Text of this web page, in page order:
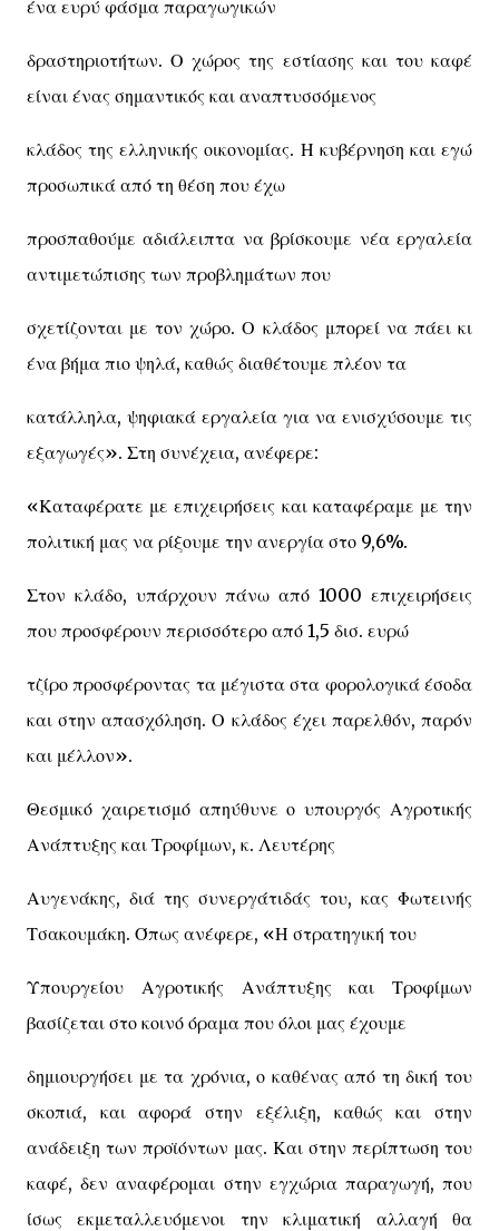
ένα ευρύ φάσμα παραγωγικών
δραστηριοτήτων. Ο χώρος της εστίασης και του καφέ
είναι ένας σημαντικός και αναπτυσσόμενος
κλάδος της ελληνικής οικονομίας. Η κυβέρνηση και εγώ
προσωπικά από τη θέση που έχω
προσπαθούμε αδιάλειπτα να βρίσκουμε νέα εργαλεία
αντιμετώπισης των προβλημάτων που
σχετίζονται με τον χώρο. Ο κλάδος μπορεί να πάει κι
ένα βήμα πιο ψηλά, καθώς διαθέτουμε πλέον τα
κατάλληλα, ψηφιακά εργαλεία για να ενισχύσουμε τις
εξαγωγές». Στη συνέχεια, ανέφερε:
«Καταφέρατε με επιχειρήσεις και καταφέραμε με την
πολιτική μας να ρίξουμε την ανεργία στο 9,6%.
Στον κλάδο, υπάρχουν πάνω από 1000 επιχειρήσεις
που προσφέρουν περισσότερο από 1,5 δισ. ευρώ
τζίρο προσφέροντας τα μέγιστα στα φορολογικά έσοδα
και στην απασχόληση. Ο κλάδος έχει παρελθόν, παρόν
και μέλλον».
Θεσμικό χαιρετισμό απηύθυνε ο υπουργός Αγροτικής
Ανάπτυξης και Τροφίμων, κ. Λευτέρης
Αυγενάκης, διά της συνεργάτιδάς του, κας Φωτεινής
Τσακουμάκη. Όπως ανέφερε, «Η στρατηγική του
Υπουργείου Αγροτικής Ανάπτυξης και Τροφίμων
βασίζεται στο κοινό όραμα που όλοι μας έχουμε
δημιουργήσει με τα χρόνια, ο καθένας από τη δική του
σκοπιά, και αφορά στην εξέλιξη, καθώς και στην
ανάδειξη των προϊόντων μας. Και στην περίπτωση του
καφέ, δεν αναφέρομαι στην εγχώρια παραγωγή, που
ίσως εκμεταλλευόμενοι την κλιματική αλλαγή θα